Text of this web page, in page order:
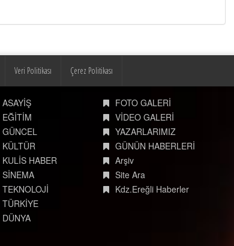
Veri Politikası Çerez Politikası
ASAYİŞ
EĞİTİM
GÜNCEL
KÜLTÜR
KULİS HABER
SİNEMA
TEKNOLOJİ
TÜRKİYE
DÜNYA
FOTO GALERİ
VİDEO GALERİ
YAZARLARIMIZ
GÜNÜN HABERLERİ
Arşiv
Site Ara
Kdz.Ereğli Haberler